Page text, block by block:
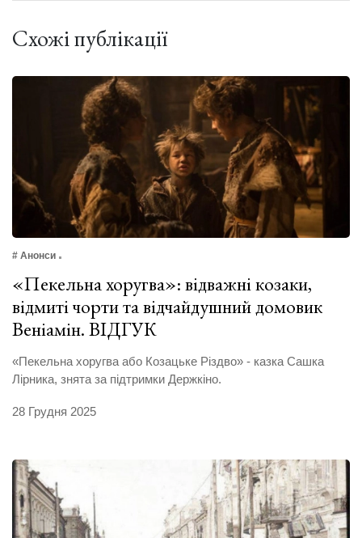
Схожі публікації
# Анонси
«Пекельна хоругва»: відважні козаки,
відмиті чорти та відчайдушний домовик
Веніамін. ВІДГУК
«Пекельна хоругва або Козацьке Різдво» - казка Сашка
Лірника, знята за підтримки Держкіно.
28 Грудня 2025